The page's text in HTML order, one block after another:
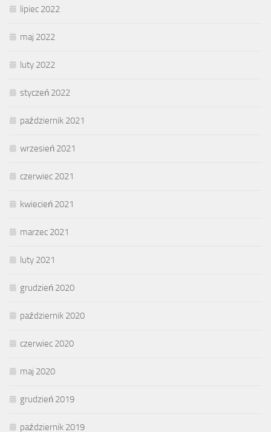
lipiec 2022
maj 2022
luty 2022
styczeń 2022
październik 2021
wrzesień 2021
czerwiec 2021
kwiecień 2021
marzec 2021
luty 2021
grudzień 2020
październik 2020
czerwiec 2020
maj 2020
grudzień 2019
październik 2019